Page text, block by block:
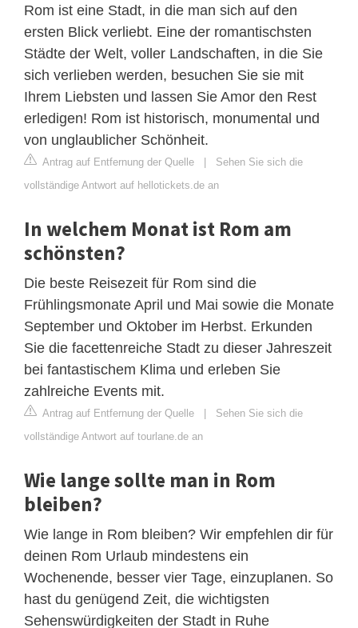
Rom ist eine Stadt, in die man sich auf den
ersten Blick verliebt. Eine der romantischsten
Städte der Welt, voller Landschaften, in die Sie
sich verlieben werden, besuchen Sie sie mit
Ihrem Liebsten und lassen Sie Amor den Rest
erledigen! Rom ist historisch, monumental und
von unglaublicher Schönheit.
Antrag auf Entfernung der Quelle | Sehen Sie sich die
vollständige Antwort auf hellotickets.de an
In welchem Monat ist Rom am
schönsten?
Die beste Reisezeit für Rom sind die
Frühlingsmonate April und Mai sowie die Monate
September und Oktober im Herbst. Erkunden
Sie die facettenreiche Stadt zu dieser Jahreszeit
bei fantastischem Klima und erleben Sie
zahlreiche Events mit.
Antrag auf Entfernung der Quelle | Sehen Sie sich die
vollständige Antwort auf tourlane.de an
Wie lange sollte man in Rom
bleiben?
Wie lange in Rom bleiben? Wir empfehlen dir für
deinen Rom Urlaub mindestens ein
Wochenende, besser vier Tage, einzuplanen. So
hast du genügend Zeit, die wichtigsten
Sehenswürdigkeiten der Stadt in Ruhe